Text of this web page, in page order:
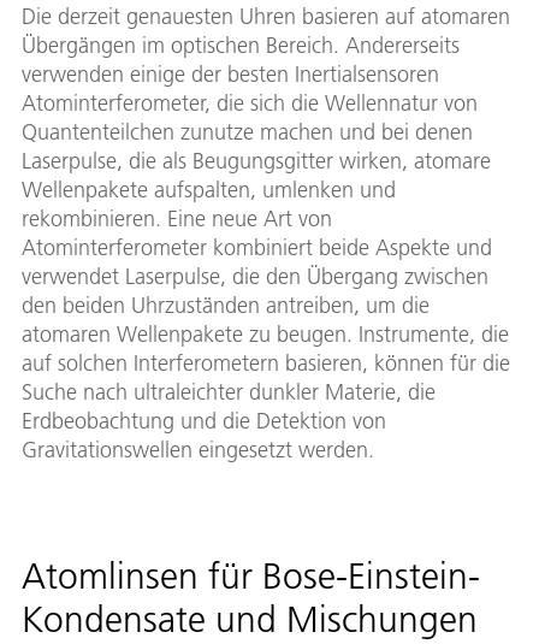
Die derzeit genauesten Uhren basieren auf atomaren
Übergängen im optischen Bereich. Andererseits
verwenden einige der besten Inertialsensoren
Atominterferometer, die sich die Wellennatur von
Quantenteilchen zunutze machen und bei denen
Laserpulse, die als Beugungsgitter wirken, atomare
Wellenpakete aufspalten, umlenken und
rekombinieren. Eine neue Art von
Atominterferometer kombiniert beide Aspekte und
verwendet Laserpulse, die den Übergang zwischen
den beiden Uhrzuständen antreiben, um die
atomaren Wellenpakete zu beugen. Instrumente, die
auf solchen Interferometern basieren, können für die
Suche nach ultraleichter dunkler Materie, die
Erdbeobachtung und die Detektion von
Gravitationswellen eingesetzt werden.
Atomlinsen für Bose-Einstein-
Kondensate und Mischungen